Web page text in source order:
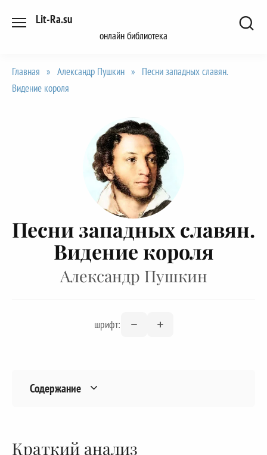
Lit-Ra.su
онлайн библиотека
Главная » Александр Пушкин » Песни западных славян.
Видение короля
Песни западных славян.
Видение короля
Александр Пушкин
шрифт:
Содержание
Краткий анализ